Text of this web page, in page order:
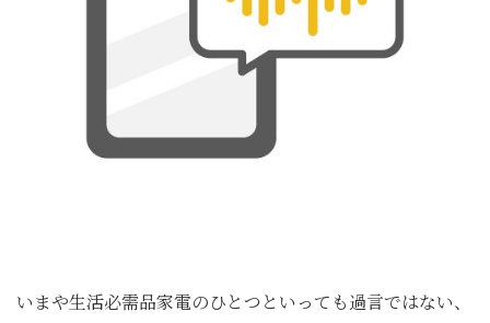
いまや生活必需品家電のひとつといっても過言ではない、